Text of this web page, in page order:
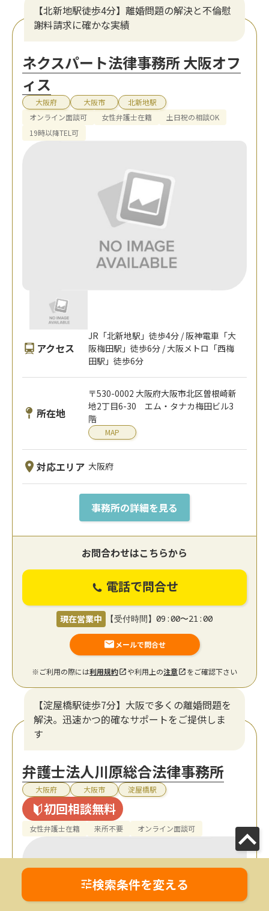
【北新地駅徒歩4分】離婚問題の解決と不倫慰
謝料請求に確かな実績
ネクスパート法律事務所 大阪オフ
ィス
大阪府 大阪市
北新地駅
オンライン面談可
女性弁護士在籍
土日祝の相談OK
19時以降TEL可
アクセス
JR「北新地駅」徒歩4分 / 阪神電車「大
阪梅田駅」徒歩6分 / 大阪メトロ「西梅
田駅」徒歩6分
所在地
〒530-0002 大阪府大阪市北区曽根崎新
地2丁目6-30 エム・タナカ梅田ビル3
階
MAP
対応エリア 大阪府
事務所の詳細を見る
お問合わせはこちらから
電話で問合せ
現在営業中 【受付時間】09:00〜21:00
メールで問合せ
※ご利用の際には利用規約 や利用上の注意 をご確認下さい
【淀屋橋駅徒歩7分】大阪で多くの離婚問題を
解決。迅速かつ的確なサポートをご提供しま
す
弁護士法人川原総合法律事務所
大阪府 大阪市 淀屋橋駅
初回相談無料
女性弁護士在籍 来所不要 オンライン面談可
検索条件を変える